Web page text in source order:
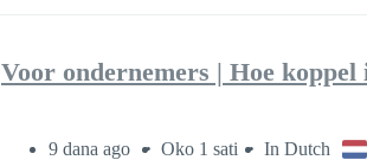
Voor ondernemers | Hoe
9 dana ago Oko 1 sati In Dutch